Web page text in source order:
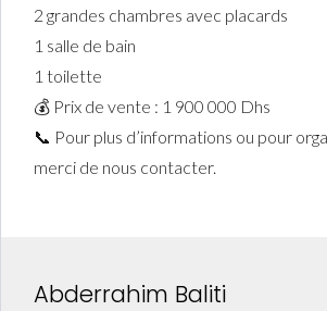
2 grandes chambres avec placards
1 salle de bain
1 toilette
💰 Prix de vente : 1 900 000 Dhs
📞 Pour plus d’informations ou pour
merci de nous contacter.
Abderrahim Baliti